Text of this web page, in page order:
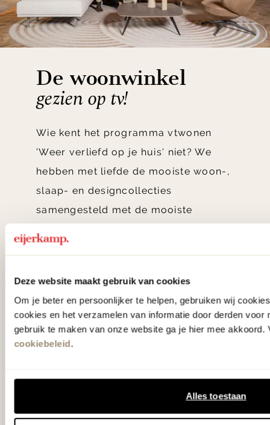
Deze website maakt gebruik van cookies
Om je beter en persoonlijker te helpen, gebruiken wij
cookies en het verzamelen van informatie door derden voor
gebruik te maken van onze website ga je hier mee akkoord.
cookiebeleid.
Alles toestaan
De woonwinkel
gezien op tv!
Wie kent het programma vtwonen
'Weer verliefd op je huis' niet? We
hebben met liefde de mooiste woon-,
slaap- en designcollecties
samengesteld met de mooiste
in verrassende materialen en kleuren!
Bekijk onze openingstijden en
bereken je route.
55.000 m2